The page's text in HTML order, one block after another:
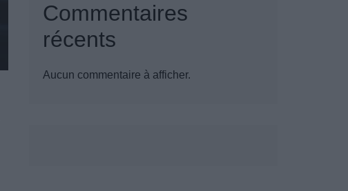
Commentaires
récents
Aucun commentaire à afficher.